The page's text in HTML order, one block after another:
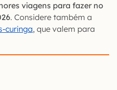
viagens para fazer no
. Considere também a
curinga, que valem para